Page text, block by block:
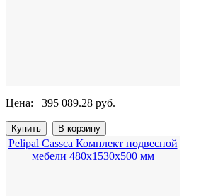
Цена: 395 089.28 руб.
Pelipal Cassca Комплект подвесной
мебели 480х1530х500 мм